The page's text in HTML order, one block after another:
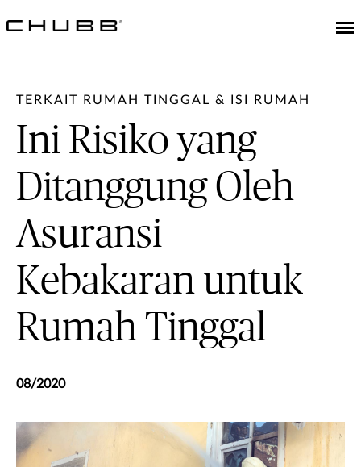
TERKAIT RUMAH TINGGAL & ISI RUMAH
Ini Risiko yang
Ditanggung Oleh
Asuransi
Kebakaran untuk
Rumah Tinggal
08/2020